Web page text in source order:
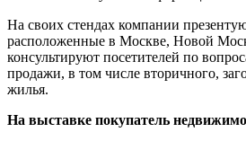
На своих стендах компании
расположенные в Москве, Новой
консультируют посетителей по
продажи, в том числе вторичного,
жилья.
На выставке покупатель